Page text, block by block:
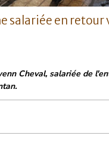
salariée en retour
Cheval, salariée de